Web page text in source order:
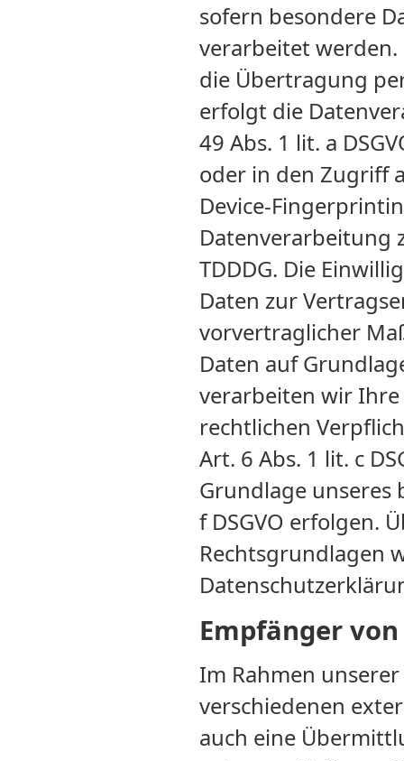
sofern besondere
verarbeitet
die Übertragung
erfolgt die
49 Abs. 1 lit. a
oder in den Zugriff
Device-
Datenverarbeitung
TDDDG. Die
Daten zur
vorvertraglicher
Daten auf
verarbeiten wir
rechtlichen
Art. 6 Abs. 1 lit. c
Grundlage unseres
f DSGVO erfolgen.
Rechtsgrundlagen
Empfänger
Im Rahmen
verschiedenen
auch eine